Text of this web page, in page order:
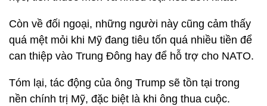
Còn về đối ngoại, những người này cũng cảm thấy
quá mệt mỏi khi Mỹ đang tiêu tốn quá nhiều tiền để
can thiệp vào Trung Đông hay để hỗ trợ cho NATO.
Tóm lại, tác động của ông Trump sẽ tồn tại trong
nền chính trị Mỹ, đặc biệt là khi ông thua cuộc.